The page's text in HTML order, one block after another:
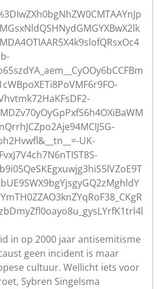
UK-
in op 2000 jaar antisemitisme
geen incident is maar
cultuur. Wellicht iets voor
Sybren Singelsma